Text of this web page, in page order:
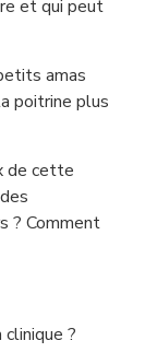
et qui peut
amas
poitrine plus
de cette
? Comment
?